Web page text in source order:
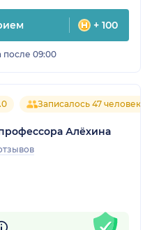
+ 100
после 09:00
Записалось 47 человек
Алёхина